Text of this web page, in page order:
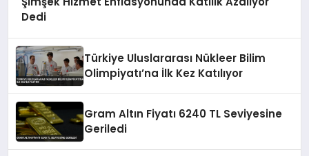
Dedi
Türkiye Uluslararası Nükleer Bilim
Olimpiyatı’na İlk Kez Katılıyor
Gram Altın Fiyatı 6240 TL Seviyesine
Geriledi